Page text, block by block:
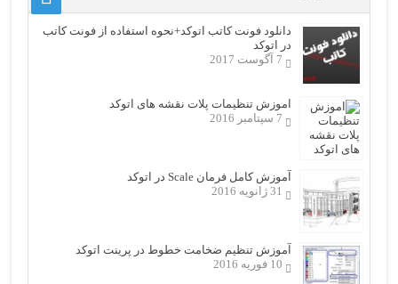
دانلود فونت کاتب اتوکد+نحوه استفاده از فونت کاتب
در اتوکد
7 آگوست 2017
اموزش تنظیمات پلات نقشه های اتوکد
7 سپتامبر 2016
آموزش کامل فرمان Scale در اتوکد
31 ژانویه 2016
آموزش تنظیم ضخامت خطوط در پرینت اتوکد
10 فوریه 2016